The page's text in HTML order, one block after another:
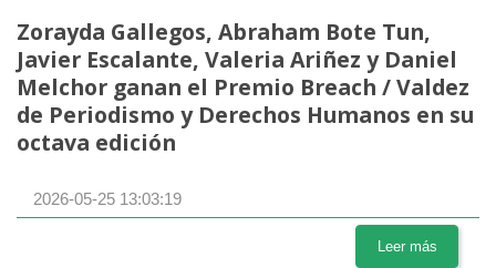
Zorayda Gallegos, Abraham Bote Tun,
Javier Escalante, Valeria Ariñez y Daniel
Melchor ganan el Premio Breach / Valdez
de Periodismo y Derechos Humanos en su
octava edición
2026-05-25 13:03:19
Leer más